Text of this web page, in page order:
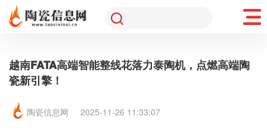
越南FATA高端智能整线花落力泰陶机，点燃高端陶
瓷新引擎！
陶瓷信息网 2025-11-26 11:33:07